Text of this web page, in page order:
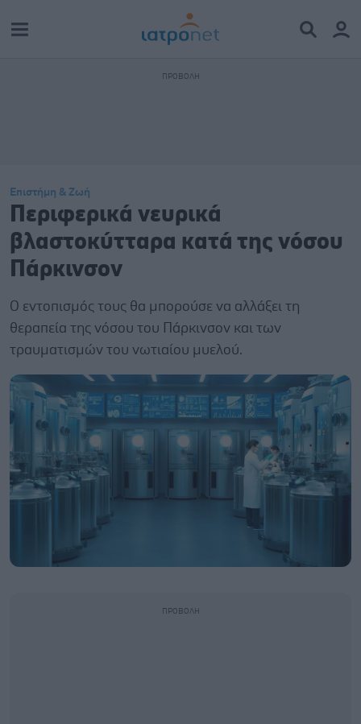
Επιστήμη & Ζωή
Περιφερικά νευρικά
βλαστοκύτταρα κατά της νόσου
Πάρκινσον
Ο εντοπισμός τους θα μπορούσε να αλλάξει τη
θεραπεία της νόσου του Πάρκινσον και των
τραυματισμών του νωτιαίου μυελού.